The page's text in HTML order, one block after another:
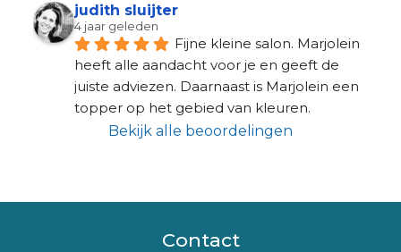
judith sluijter
4 jaar geleden
Fijne kleine salon. Marjolein
heeft alle aandacht voor je en geeft de
juiste adviezen. Daarnaast is Marjolein een
topper op het gebied van kleuren.
Bekijk alle beoordelingen
Contact